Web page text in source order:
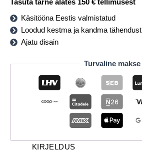
Tasuta tarne alates 150 € tellimusest
Käsitööna Eestis valmistatud
Loodud kestma ja kandma tähendust
Ajatu disain
Turvaline makse
KIRJELDUS